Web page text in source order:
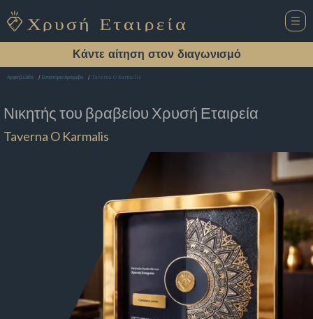
Κάντε αίτηση στον διαγωνισμό
Αρχική Σελίδα Εστιατόριο Αράχωβα Taverna O Karmalis
Νικητής του βραβείου Χρυσή Εταιρεία
Taverna O Karmalis